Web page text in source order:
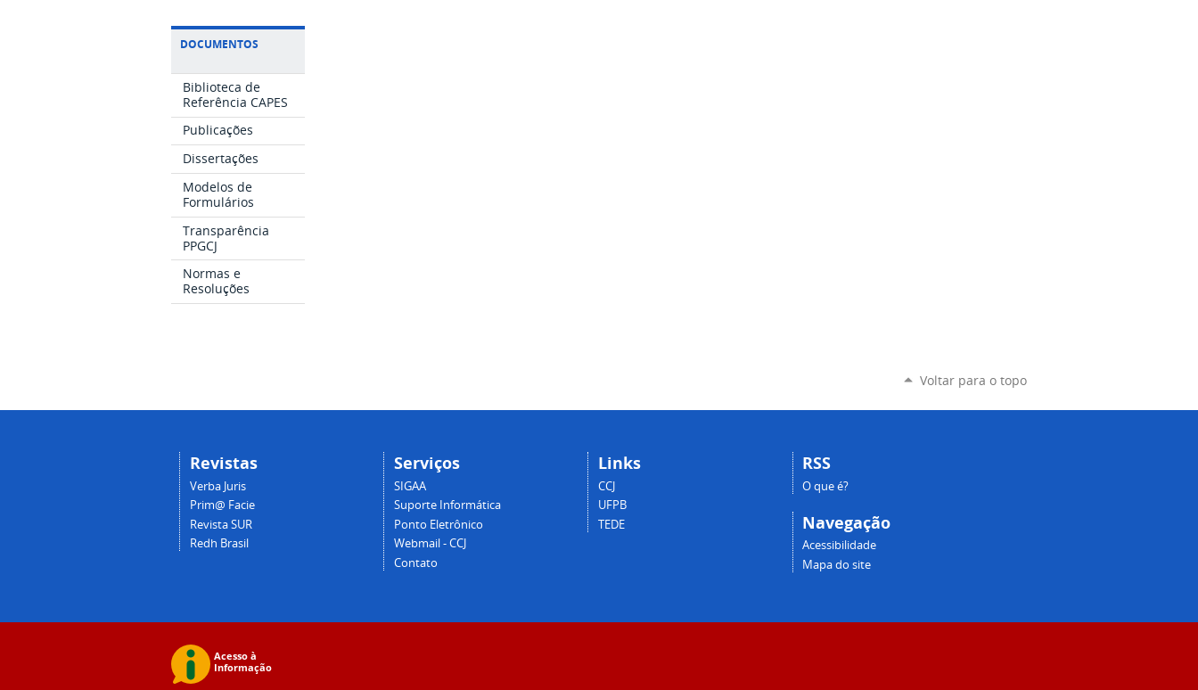
DOCUMENTOS
Biblioteca de
Referência CAPES
Publicações
Dissertações
Modelos de
Formulários
Transparência
PPGCJ
Normas e
Resoluções
Voltar para o topo
Revistas
Verba Juris
Prim@ Facie
Revista SUR
Redh Brasil
Serviços
SIGAA
Suporte Informática
Ponto Eletrônico
Webmail - CCJ
Contato
Links
CCJ
UFPB
TEDE
RSS
O que é?
Navegação
Acessibilidade
Mapa do site